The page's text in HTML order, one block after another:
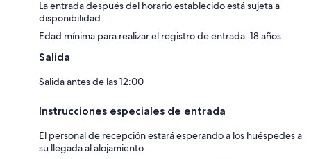
La entrada después del horario establecido está sujeta a
disponibilidad
Edad mínima para realizar el registro de entrada: 18 años
Salida
Salida antes de las 12:00
Instrucciones especiales de entrada
El personal de recepción estará esperando a los huéspedes a
su llegada al alojamiento.